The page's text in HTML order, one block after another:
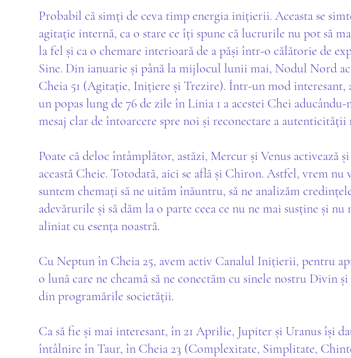
Probabil că simți de ceva timp energia inițierii. Aceasta se
agitație internă, ca o stare ce îți spune că lucrurile nu pot să
la fel și ca o chemare interioară de a păși într-o călătorie de
Sine. Din ianuarie și până la mijlocul lunii mai, Nodul Nord
Cheia 51 (Agitație, Inițiere și Trezire). Într-un mod interesant,
un popas lung de 76 de zile în Linia 1 a acestei Chei aducându-
mesaj clar de întoarcere spre noi și reconectare a autenticității
Poate că deloc întâmplător, astăzi, Mercur și Venus activează și
această Cheie. Totodată, aici se află și Chiron. Astfel, vrem nu
suntem chemați să ne uităm înăuntru, să ne analizăm
adevărurile și să dăm la o parte ceea ce nu ne mai susține și nu
aliniat cu esența noastră.
Cu Neptun în Cheia 25, avem activ Canalul Inițierii, pentru
o lună care ne cheamă să ne conectăm cu sinele nostru Divin și
din programările societății.
Ca să fie și mai interesant, în 21 Aprilie, Jupiter și Uranus își
întâlnire în Taur, în Cheia 23 (Complexitate, Simplitate,